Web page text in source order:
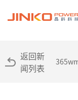
返回新
闻列表